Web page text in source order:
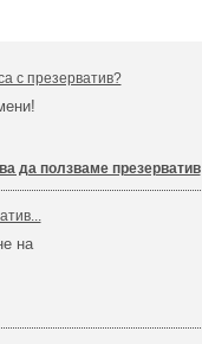
с презерватив?
да ползваме презерватив
на